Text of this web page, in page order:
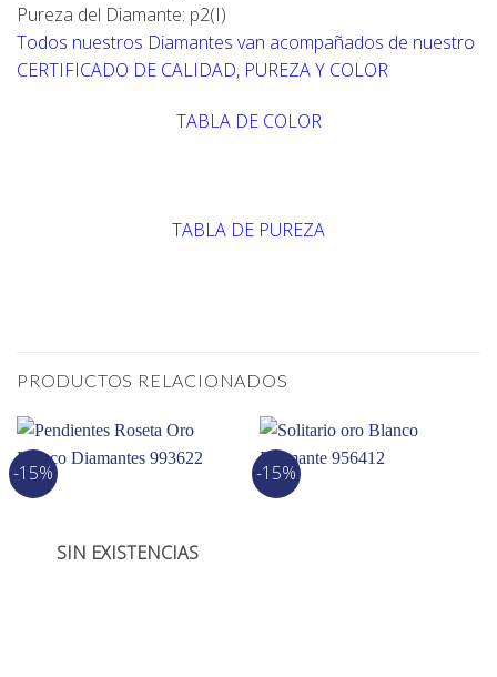
Pureza del Diamante: p2(I)
Todos nuestros Diamantes van acompañados de nuestro
CERTIFICADO DE CALIDAD, PUREZA Y COLOR
TABLA DE COLOR
TABLA DE PUREZA
PRODUCTOS RELACIONADOS
-15%
SIN EXISTENCIAS
-15%